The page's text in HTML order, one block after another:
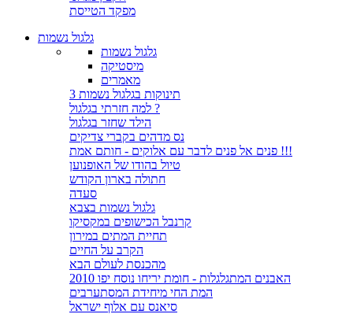
מפקד הטייסת
גלגול נשמות
גלגול נשמות
מיסטיקה
מאמרים
3 תינוקות בגלגול נשמות
למה חזרתי בגלגול ?
הילד שחזר בגלגול
נס מדהים בקברי צדיקים
פנים אל פנים לדבר עם אלוקים - חותם אמת !!!
טיול בהודו של האופנוען
חתולה בארון הקודש
סעדה
גלגול נשמות בצבא
קרנבל הכישופים במקסיקו
תחיית המתים במירון
הקרב על החיים
מהכנסת לעולם הבא
האבנים המתגלגלות - חומת יריחו נוסח יפו 2010
המת החי מיחידת המסתערבים
סיאנס עם אלוף ישראל